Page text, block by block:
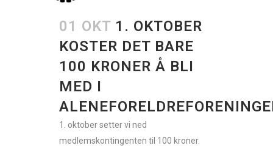
01 OKT 1. OKTOBER
KOSTER DET BARE
100 KRONER Å BLI
MED I
1. oktober setter vi ned
medlemskontingenten til 100 kroner.